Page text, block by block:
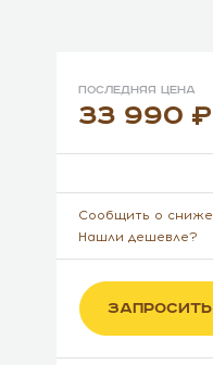
Последняя цена
33 990
Сообщить о
Нашли дешевле?